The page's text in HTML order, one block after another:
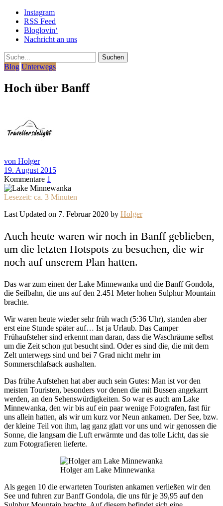
Instagram
RSS Feed
Bloglovin‘
Nachricht an uns
Suche
Blog Unterwegs
Hoch über Banff
von Holger
19. August 2015
Kommentare 1
Lesezeit: ca. 3 Minuten
Last Updated on 7. Februar 2020 by Holger
Auch heute waren wir noch in Banff geblieben,
um die letzten Hotspots zu besuchen, die wir
noch auf unserem Plan hatten.
Das war zum einen der Lake Minnewanka und die Banff Gondola,
die Seilbahn, die uns auf den 2.451 Meter hohen Sulphur Mountain
brachte.
Wir waren heute wieder sehr früh wach (5:36 Uhr), standen aber
erst eine Stunde später auf… Ist ja Urlaub. Das Camper
Frühaufsteher sind erkennt man daran, dass die Waschräume selbst
um die Zeit schon gut besucht sind. Oder es sind die, die mit dem
Zelt unterwegs sind und bei 7 Grad nicht mehr im
Sommerschlafsack aushalten.
Das frühe Aufstehen hat aber auch sein Gutes: Man ist vor den
meisten Touristen, besonders vor denen die mit Bussen angekarrt
werden, an den Sehenswürdigkeiten. So war es auch am Lake
Minnewanka, den wir bis auf ein paar wenige Fotografen, fast für
uns allein hatten, als wir um kurz vor Neun ankamen. Der See, bzw.
der kleine Teil von ihm, lag ganz glatt vor uns und wir genossen die
Sonne, die langsam die Luft erwärmte und das tolle Licht, das sie
zum Fotografieren lieferte.
Holger am Lake Minnewanka
Als gegen 10 die erwarteten Touristen ankamen verließen wir den
See und fuhren zur Banff Gondola, die uns für je 39,95 auf den